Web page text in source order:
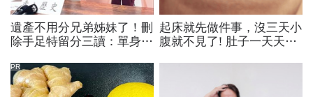
遺產不用分兄弟姊妹了！刪
除手足特留分三讀：單身
修法重點一次看
起床就先做件事，沒三天小
腹就不見了! 肚子一天天變
PR